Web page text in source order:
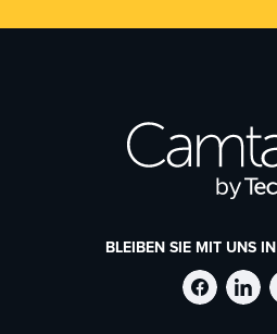
BLEIBEN SIE MIT UNS